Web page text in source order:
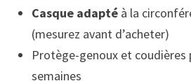
Casque adaptéà la
(mesurez avant d’acheter)
Protège-genoux et coudières
semaines